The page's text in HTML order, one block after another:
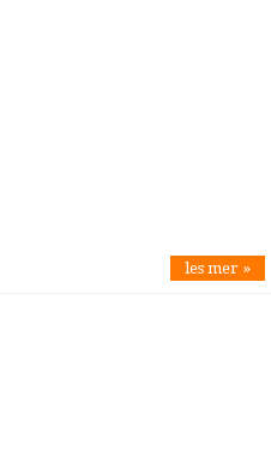
les mer »